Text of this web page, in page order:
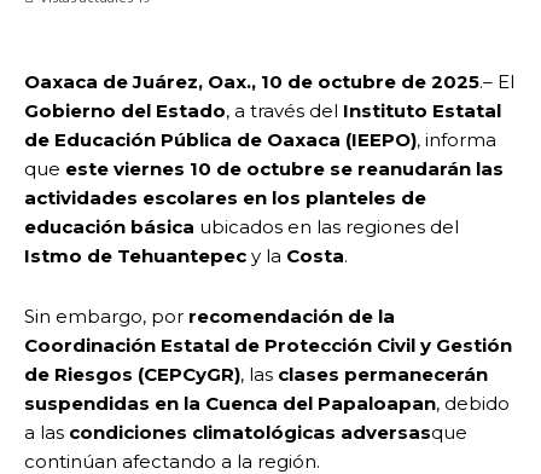
Oaxaca de Juárez, Oax., 10 de octubre de 2025.– El
Gobierno del Estado, a través del Instituto Estatal
de Educación Pública de Oaxaca (IEEPO), informa
que este viernes 10 de octubre se reanudarán las
actividades escolares en los planteles de
educación básica ubicados en las regiones del
Istmo de Tehuantepec y la Costa.
Sin embargo, por recomendación de la
Coordinación Estatal de Protección Civil y Gestión
de Riesgos (CEPCyGR), las clases permanecerán
suspendidas en la Cuenca del Papaloapan, debido
a las condiciones climatológicas adversasque
continúan afectando a la región.